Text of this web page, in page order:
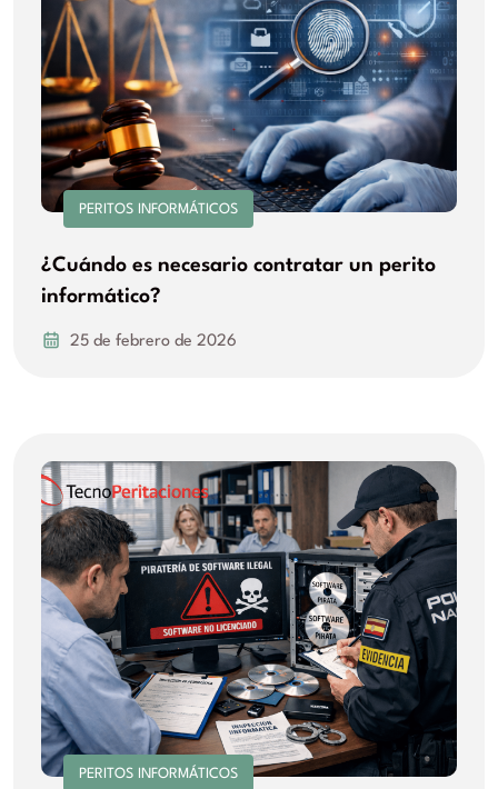
PERITOS INFORMÁTICOS
¿Cuándo es necesario contratar un perito
informático?
25 de febrero de 2026
PERITOS INFORMÁTICOS